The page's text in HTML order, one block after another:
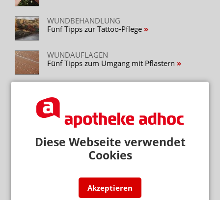
Diese Webseite verwendet
Cookies
Akzeptieren
WUNDBEHANDLUNG
Fünf Tipps zur Tattoo-Pflege
WUNDAUFLAGEN
Fünf Tipps zum Umgang mit Pflastern
Gepflegt durch den Winter
Neuere Artikel zum Thema
DERMATOLOGIE
Fünf Hauterkrankungen – fünf Tipps